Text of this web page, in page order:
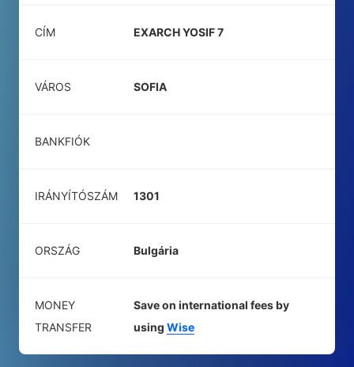
CÍM EXARCH YOSIF 7
VÁROS SOFIA
BANKFIÓK
IRÁNYÍTÓSZÁM 1301
ORSZÁG Bulgária
MONEY
TRANSFER
Save on international fees by
using Wise